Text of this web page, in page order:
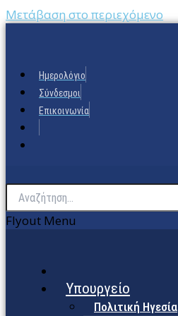
Μετάβαση στο περιεχόμενο
Ημερολόγιο
Σύνδεσμοι
Επικοινωνία
Flyout Menu
Υπουργείο
Πολιτική Ηγεσία